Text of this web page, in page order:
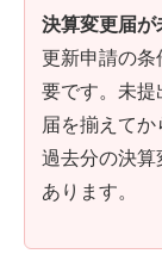
決算変更届
更新申請の
要です。未
届を揃えて
過去分の決
あります。